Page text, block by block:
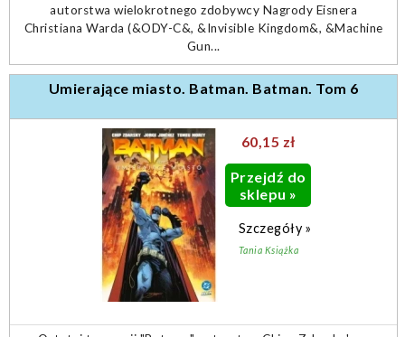
autorstwa wielokrotnego zdobywcy Nagrody Eisnera
Christiana Warda (&ODY-C&, &Invisible Kingdom&, &Machine
Gun...
Umierające miasto. Batman. Batman. Tom 6
60,15 zł
Przejdź do
sklepu »
Szczegóły »
Tania Książka